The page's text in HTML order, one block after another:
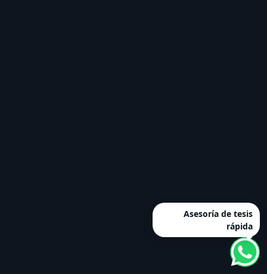
Asesoría de tesis
rápida